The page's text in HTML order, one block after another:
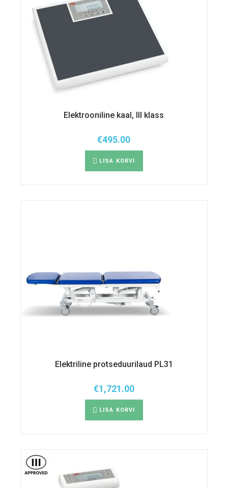
Elektrooniline kaal, III klass
€495.00
LISA KORVI
Elektriline protseduurilaud PL31
€1,721.00
LISA KORVI